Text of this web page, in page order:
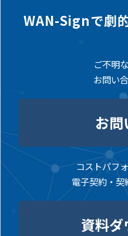
WAN-Signで劇
ご不明
お問い
お
コストパフ
電子契約・
資料ダ